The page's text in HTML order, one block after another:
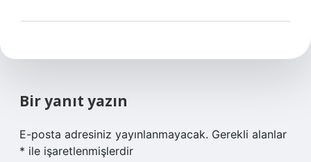
Bir yanıt yazın
E-posta adresiniz yayınlanmayacak. Gerekli alanlar
* ile işaretlenmişlerdir